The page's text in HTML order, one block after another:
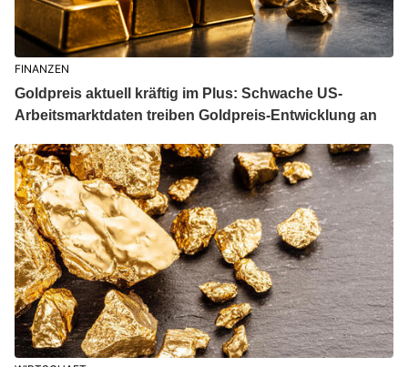
FINANZEN
Goldpreis aktuell kräftig im Plus: Schwache US-
Arbeitsmarktdaten treiben Goldpreis-Entwicklung an